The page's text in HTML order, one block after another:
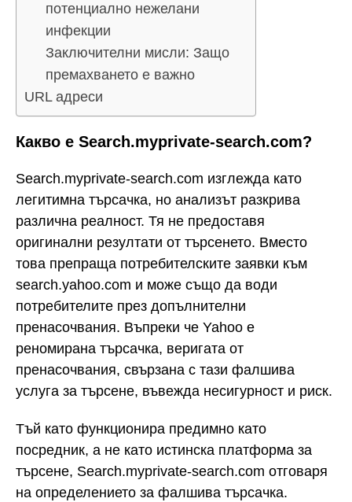
потенциално нежелани
инфекции
Заключителни мисли: Защо
премахването е важно
URL адреси
Какво е Search.myprivate-search.com?
Search.myprivate-search.com изглежда като
легитимна търсачка, но анализът разкрива
различна реалност. Тя не предоставя
оригинални резултати от търсенето. Вместо
това препраща потребителските заявки към
search.yahoo.com и може също да води
потребителите през допълнителни
пренасочвания. Въпреки че Yahoo е
реномирана търсачка, веригата от
пренасочвания, свързана с тази фалшива
услуга за търсене, въвежда несигурност и риск.
Тъй като функционира предимно като
посредник, а не като истинска платформа за
търсене, Search.myprivate-search.com отговаря
на определението за фалшива търсачка.